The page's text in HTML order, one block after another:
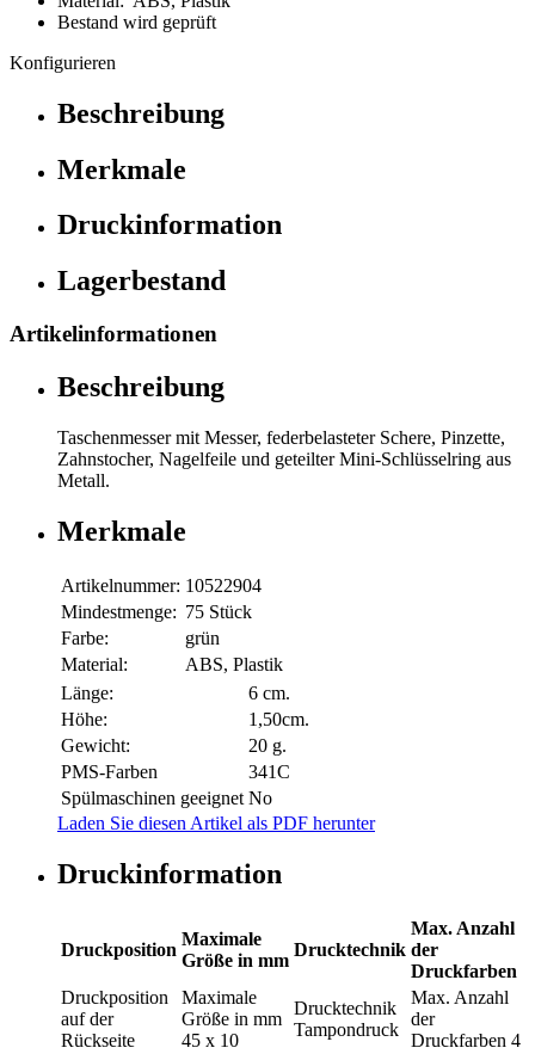
Bestand wird geprüft
Konfigurieren
Beschreibung
Merkmale
Druckinformation
Lagerbestand
Artikelinformationen
Beschreibung
Taschenmesser mit Messer, federbelasteter Schere, Pinzette,
Zahnstocher, Nagelfeile und geteilter Mini-Schlüsselring aus
Metall.
Merkmale
Artikelnummer: 10522904
Mindestmenge: 75 Stück
Farbe:
grün
Material:
ABS, Plastik
Länge:
6 cm.
Höhe:
1,50cm.
Gewicht:
20 g.
PMS-Farben
341C
Spülmaschinen geeignet No
Laden Sie diesen Artikel als PDF herunter
Druckinformation
Druckposition
Maximale
Größe in mm
Drucktechnik
Max. Anzahl
der
Druckfarben
Druckposition
auf der
Rückseite
Maximale
Größe in mm
45 x 10
Drucktechnik
Tampondruck
Max. Anzahl
der
Druckfarben 4